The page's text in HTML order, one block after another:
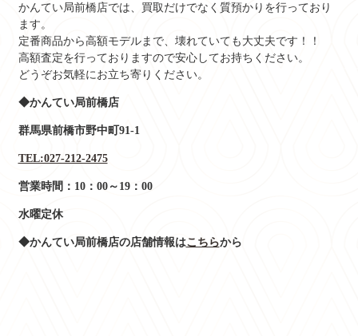
かんてい局前橋店では、買取だけでなく質預かりを行っており
ます。
定番商品から高額モデルまで、壊れていても大丈夫です！！
高額査定を行っておりますので安心してお持ちください。
どうぞお気軽にお立ち寄りください。
◆かんてい局前橋店
群馬県前橋市野中町91-1
TEL:027-212-2475
営業時間：10：00～19：00
水曜定休
◆かんてい局前橋店の店舗情報はこちらから